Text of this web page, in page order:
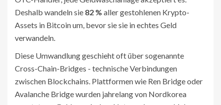
Deshalb wandeln sie 82 % aller gestohlenen Krypto-
Assets in Bitcoin um, bevor sie sie in echtes Geld
verwandeln.
Diese Umwandlung geschieht oft über sogenannte
Cross-Chain-Bridges - technische Verbindungen
zwischen Blockchains. Plattformen wie Ren Bridge oder
Avalanche Bridge wurden jahrelang von Nordkorea